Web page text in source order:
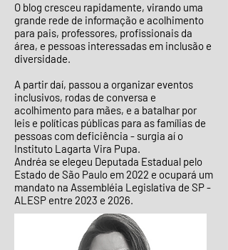
O blog cresceu rapidamente, virando uma
grande rede de informação e acolhimento
para pais, professores, profissionais da
área, e pessoas interessadas em inclusão e
diversidade.
A partir daí, passou a organizar eventos
inclusivos, rodas de conversa e
acolhimento para mães, e a batalhar por
leis e políticas públicas para as famílias de
pessoas com deficiência - surgia aí o
Instituto Lagarta Vira Pupa.
Andréa se elegeu Deputada Estadual pelo
Estado de São Paulo em 2022 e ocupará um
mandato na Assembléia Legislativa de SP -
ALESP entre 2023 e 2026.